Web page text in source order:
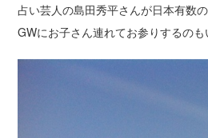
占い芸人の島田秀平さんが日本有数
GWにお子さん連れてお参りするのも